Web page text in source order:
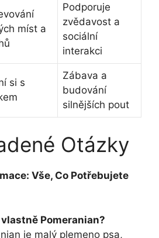
míst a
Podporuje
zvědavost a
sociální
interakci
si s
Zábava a
budování
silnějších pout
Otázky
Vše, Co Potřebujete
vlastně Pomeranian?
je malý plemeno psa,